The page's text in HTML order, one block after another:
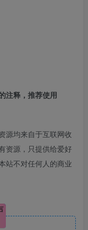
注释，推荐使用
源均来自于互联网收
资源，只提供给爱好
站不对任何人的商业